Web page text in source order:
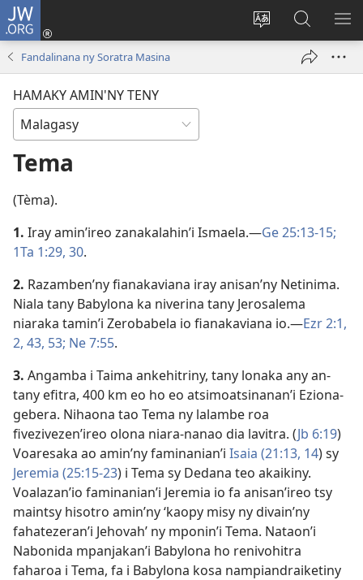
JW.ORG
Hiova
Hiditra
(manokatra
ato
Amin’ny
Fandalinana ny Soratra Masina
HAMAKY AMIN'NY TENY
Tema
(Tèma).
1. Iray amin’ireo zanakalahin’i Ismaela.​—Ge 25:13-15;
1Ta 1:29, 30.
2. Razamben’ny fianakaviana iray anisan’ny Netinima.
Niala tany Babylona ka niverina tany Jerosalema
niaraka tamin’i Zerobabela io fianakaviana io.​—Ezr 2:1,
2, 43, 53; Ne 7:55.
3. Angamba i Taima ankehitriny, tany lonaka any an-
tany efitra, 400 km eo ho eo atsimoatsinanan’i Eziona-
gebera. Nihaona tao Tema ny lalambe roa
fivezivezen’ireo olona niara-nanao dia lavitra. (Jb 6:19)
Voaresaka ao amin’ny faminanian’i Isaia (21:13, 14) sy
Jeremia (25:15-23) i Tema sy Dedana teo akaikiny.
Voalazan’io faminanian’i Jeremia io fa anisan’ireo tsy
maintsy hisotro amin’ny ‘kaopy misy ny divain’ny
fahatezeran’i Jehovah’ ny mponin’i Tema. Nataon’i
Nabonida mpanjakan’i Babylona ho renivohitra
faharoa i Tema, fa i Babylona kosa nampiandraiketiny